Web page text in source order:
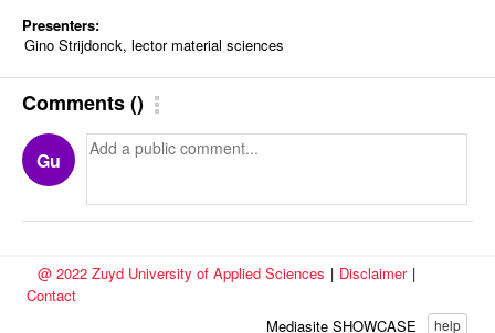
Presenters:
Gino Strijdonck, lector material sciences
Comments()
Gu
@ 2022 Zuyd University of Applied Sciences | Disclaimer |
Contact
help
Mediasite SHOWCASE